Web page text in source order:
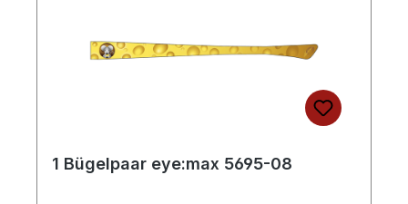
1 Bügelpaar eye:max 5695-08